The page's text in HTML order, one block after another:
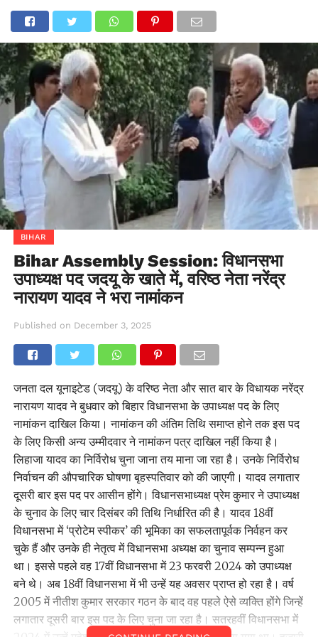
BIHAR
Bihar Assembly Session: विधानसभा
उपाध्यक्ष पद जदयू के खाते में, वरिष्ठ नेता नरेंद्र
नारायण यादव ने भरा नामांकन
Published on December 3, 2025
जनता दल यूनाइटेड (जदयू) के वरिष्ठ नेता और सात बार के विधायक नरेंद्र
नारायण यादव ने बुधवार को बिहार विधानसभा के उपाध्यक्ष पद के लिए
नामांकन दाखिल किया। नामांकन की अंतिम तिथि समाप्त होने तक इस पद
के लिए किसी अन्य उम्मीदवार ने नामांकन पत्र दाखिल नहीं किया है।
लिहाजा यादव का निर्विरोध चुना जाना तय माना जा रहा है। उनके निर्विरोध
निर्वाचन की औपचारिक घोषणा बृहस्पतिवार को की जाएगी। यादव लगातार
दूसरी बार इस पद पर आसीन होंगे। विधानसभाध्यक्ष प्रेम कुमार ने उपाध्यक्ष
के चुनाव के लिए चार दिसंबर की तिथि निर्धारित की है। यादव 18वीं
विधानसभा में ‘प्रोटेम स्पीकर’ की भूमिका का सफलतापूर्वक निर्वहन कर
चुके हैं और उनके ही नेतृत्व में विधानसभा अध्यक्ष का चुनाव सम्पन्न हुआ
था। इससे पहले वह 17वीं विधानसभा में 23 फरवरी 2024 को उपाध्यक्ष
बने थे। अब 18वीं विधानसभा में भी उन्हें यह अवसर प्राप्त हो रहा है। वर्ष
2005 में नीतीश कुमार सरकार गठन के बाद वह पहले ऐसे व्यक्ति होंगे जिन्हें
लगातार दूसरी बार इस पद के लिए चुना जा रहा है। सतरहवीं विधानसभा में